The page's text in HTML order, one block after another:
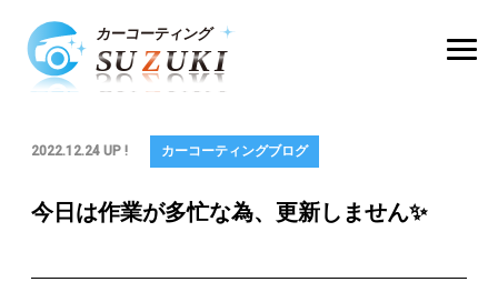
2022.12.24 UP ! カーコーティングブログ
今日は作業が多忙な為、更新しません✨